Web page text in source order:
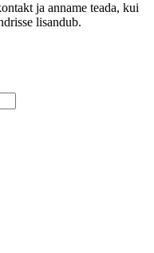
ja anname teada, kui
lisandub.